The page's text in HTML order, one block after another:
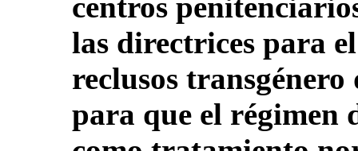
centros
las directrices para
reclusos
para que el régimen